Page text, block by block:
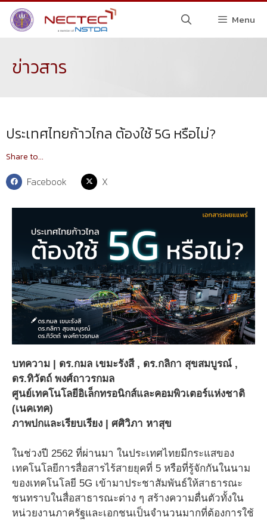
Menu
ข่าวสาร
ประเทศไทยก้าวไกล ต้องใช้ 5G หรือไม่?
Share to...
Facebook X
บทความ | ดร.กมล เขมะรังสี , ดร.กลิกา สุขสมบูรณ์ ,
ดร.ทิวัตถ์ พงศ์ถาวรกมล
ศูนย์เทคโนโลยีอิเล็กทรอนิกส์และคอมพิวเตอร์แห่งชาติ
(เนคเทค)
ภาพปกและเรียบเรียง | ศศิวิภา หาสุข
ในช่วงปี 2562 ที่ผ่านมา ในประเทศไทยมีกระแสของ
เทคโนโลยีการสื่อสารไร้สายยุคที่ 5 หรือที่รู้จักกันในนาม
ของเทคโนโลยี 5G เข้ามาประชาสัมพันธ์ให้สาธารณะ
ชนทราบในสื่อสาธารณะต่าง ๆ สร้างความตื่นตัวทั้งใน
หน่วยงานภาครัฐและเอกชนเป็นจำนวนมากที่ต้องการใช้